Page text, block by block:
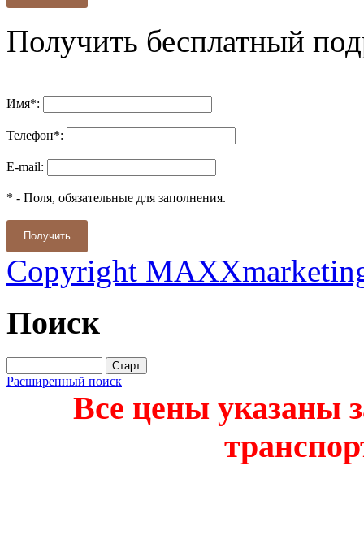
Получить бесплатный
Имя*:
Телефон*:
E-mail:
* - Поля, обязательные для заполнения.
Получить
Copyright
Поиск
Расширенный поиск
Все цены указаны